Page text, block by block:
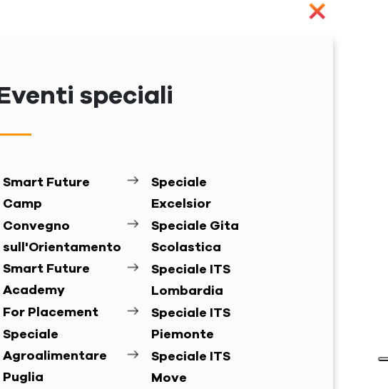
Eventi speciali
Smart Future
Camp
Convegno
sull'Orientamento
Smart Future
Academy
For Placement
Speciale
Agroalimentare
Puglia
Speciale
Excelsior
Speciale Gita
Scolastica
Speciale ITS
Lombardia
Speciale ITS
Piemonte
Speciale ITS
Move